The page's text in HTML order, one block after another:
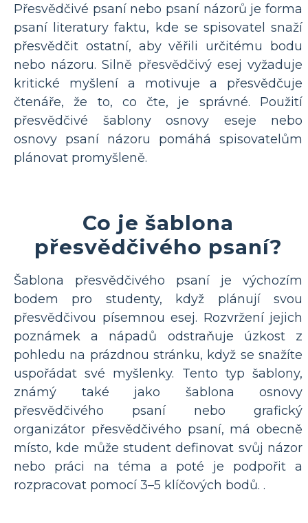
Přesvědčivé psaní nebo psaní názorů je forma
psaní literatury faktu, kde se spisovatel snaží
přesvědčit ostatní, aby věřili určitému bodu
nebo názoru. Silně přesvědčivý esej vyžaduje
kritické myšlení a motivuje a přesvědčuje
čtenáře, že to, co čte, je správné. Použití
přesvědčivé šablony osnovy eseje nebo
osnovy psaní názoru pomáhá spisovatelům
plánovat promyšleně.
Co je šablona
přesvědčivého psaní?
Šablona přesvědčivého psaní je výchozím
bodem pro studenty, když plánují svou
přesvědčivou písemnou esej. Rozvržení jejich
poznámek a nápadů odstraňuje úzkost z
pohledu na prázdnou stránku, když se snažíte
uspořádat své myšlenky. Tento typ šablony,
známý také jako šablona osnovy
přesvědčivého psaní nebo grafický
organizátor přesvědčivého psaní, má obecně
místo, kde může student definovat svůj názor
nebo práci na téma a poté je podpořit a
rozpracovat pomocí 3–5 klíčových bodů. .